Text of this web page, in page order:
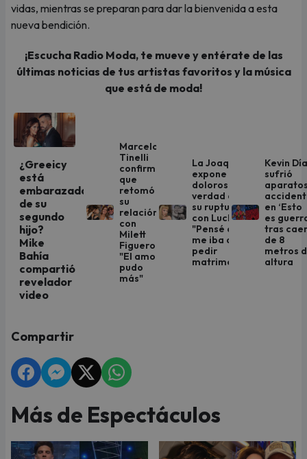
vidas, mientras se preparan para dar la bienvenida a esta
nueva bendición.
¡Escucha Radio Moda, te mueve y entérate de las
últimas noticias de tus artistas favoritos y la música
que está de moda!
¿Greeicy
está
embarazada
de su
segundo
hijo?
Mike
Bahía
compartió
revelador
video
Marcelo
Tinelli
confirmó
que
retomó
su
relación
con
Milett
Figueroa:
"El amor
pudo
más"
La Joaqui
expone la
dolorosa
verdad de
su ruptura
con Luck Ra:
"Pensé que
me iba a
pedir
matrimonio"
Kevin
sufrió
en ‘Esto
es
tras
de 8
metros
altura
Compartir
Más de Espectáculos